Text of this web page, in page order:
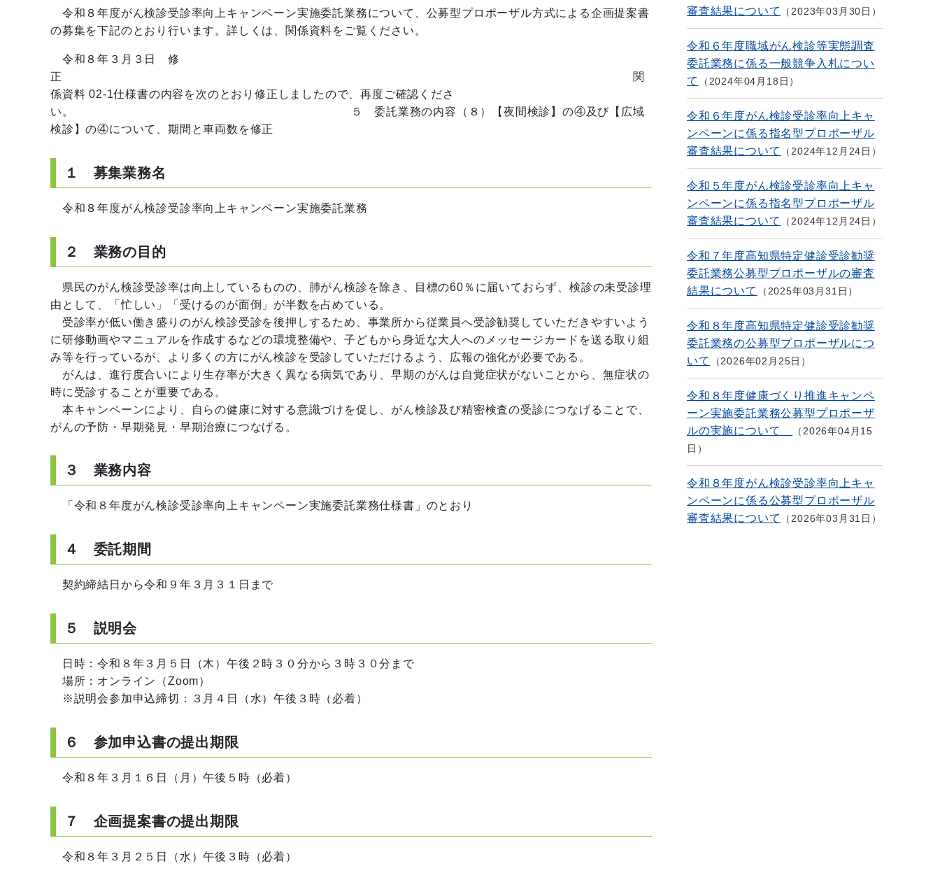
令和８年度がん検診受診率向上キャンペーン実施委託業務について、公募型プロポーザル方式による企画提案書
の募集を下記のとおり行います。詳しくは、関係資料をご覧ください。
令和８年３月３日 修
正 関
係資料 02-1仕様書の内容を次のとおり修正しましたので、再度ご確認くださ
い。 ５ 委託業務の内容（８）【夜間検診】の④及び【広域
検診】の④について、期間と車両数を修正
１ 募集業務名
令和８年度がん検診受診率向上キャンペーン実施委託業務
２ 業務の目的
県民のがん検診受診率は向上しているものの、肺がん検診を除き、目標の60％に届いておらず、検診の未受診理
由として、「忙しい」「受けるのが面倒」が半数を占めている。
受診率が低い働き盛りのがん検診受診を後押しするため、事業所から従業員へ受診勧奨していただきやすいよう
に研修動画やマニュアルを作成するなどの環境整備や、子どもから身近な大人へのメッセージカードを送る取り組
み等を行っているが、より多くの方にがん検診を受診していただけるよう、広報の強化が必要である。
がんは、進行度合いにより生存率が大きく異なる病気であり、早期のがんは自覚症状がないことから、無症状の
時に受診することが重要である。
本キャンペーンにより、自らの健康に対する意識づけを促し、がん検診及び精密検査の受診につなげることで、
がんの予防・早期発見・早期治療につなげる。
３ 業務内容
「令和８年度がん検診受診率向上キャンペーン実施委託業務仕様書」のとおり
４ 委託期間
契約締結日から令和９年３月３１日まで
５ 説明会
日時：令和８年３月５日（木）午後２時３０分から３時３０分まで
場所：オンライン（Zoom）
※説明会参加申込締切：３月４日（水）午後３時（必着）
６ 参加申込書の提出期限
令和８年３月１６日（月）午後５時（必着）
７ 企画提案書の提出期限
令和８年３月２５日（水）午後３時（必着）
審査結果について
2023年03月30日
令和６年度職域がん検診等実態調査
委託業務に係る一般競争入札につい
て
2024年04月18日
令和６年度がん検診受診率向上キャ
ンペーンに係る指名型プロポーザル
審査結果について
2024年12月24日
令和５年度がん検診受診率向上キャ
ンペーンに係る指名型プロポーザル
審査結果について
2024年12月24日
令和７年度高知県特定健診受診勧奨
委託業務公募型プロポーザルの審査
結果について
2025年03月31日
令和８年度高知県特定健診受診勧奨
委託業務の公募型プロポーザルにつ
いて
2026年02月25日
令和８年度健康づくり推進キャンペ
ーン実施委託業務公募型プロポーザ
ルの実施について
2026年04月15
日
令和８年度がん検診受診率向上キャ
ンペーンに係る公募型プロポーザル
審査結果について
2026年03月31日